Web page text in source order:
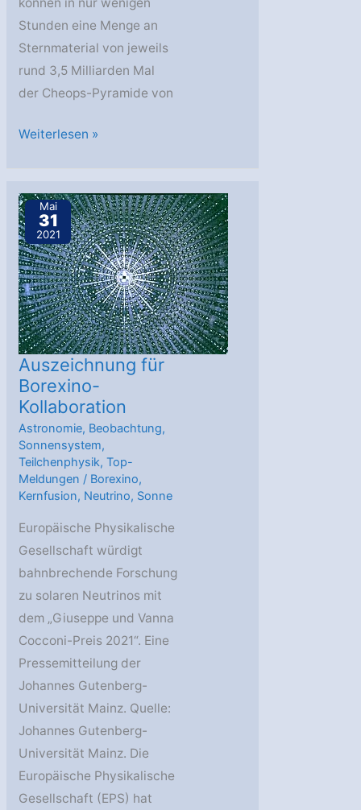
Stunden eine Menge an
Sternmaterial von jeweils
rund 3,5 Milliarden Mal
der Cheops-Pyramide von
Astronomen
eine
neue
Art
von
Sternexplosion
Weiterlesen »
Mai
31
2021
Auszeichnung für
Borexino-
Kollaboration
Astronomie, Beobachtung,
Sonnensystem,
Teilchenphysik,Top-
Meldungen / Borexino,
Kernfusion, Neutrino, Sonne
Europäische Physikalische
Gesellschaft würdigt
bahnbrechende Forschung
zu solaren Neutrinos mit
dem „Giuseppe und Vanna
Cocconi-Preis 2021“. Eine
Pressemitteilung der
Johannes Gutenberg-
Universität Mainz. Quelle:
Johannes Gutenberg-
Universität Mainz. Die
Europäische Physikalische
Gesellschaft (EPS) hat